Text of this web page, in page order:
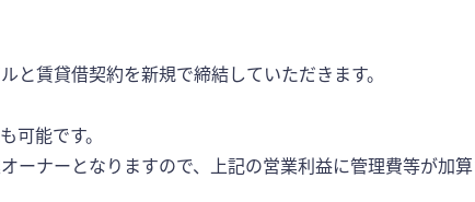
と賃貸借契約を新規で締結していただきます。
可能です。
ーナーとなりますので、上記の営業利益に管理費等が加